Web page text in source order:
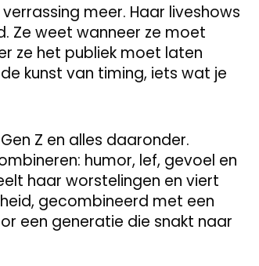
meer. Haar liveshows
Ze weet wanneer ze moet
ze het publiek moet laten
kunst van timing, iets wat je
Z en alles daaronder.
humor, lef, gevoel en
haar worstelingen en viert
gecombineerd met een
een generatie die snakt naar